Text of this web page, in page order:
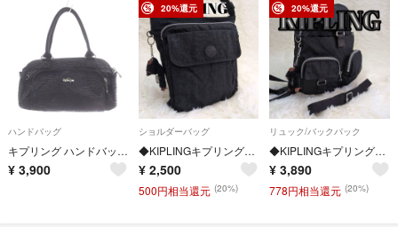
ハンドバッグ
キプリング ハンドバッグ ウェーブパターン メタルロゴプレート 黒
¥ 3,900
20%還元
ショルダーバッグ
◆KIPLINGキプリング◆メッセンジャーバッグ ショルダー ブラック ナイロン 軽量
¥ 2,500
500円相当還元 (20%)
20%還元
リュック/バックパック
◆KIPLINGキプリング◆デイパック リュックサック ブラック ナイロン 2way 軽量
¥ 3,890
778円相当還元 (20%)